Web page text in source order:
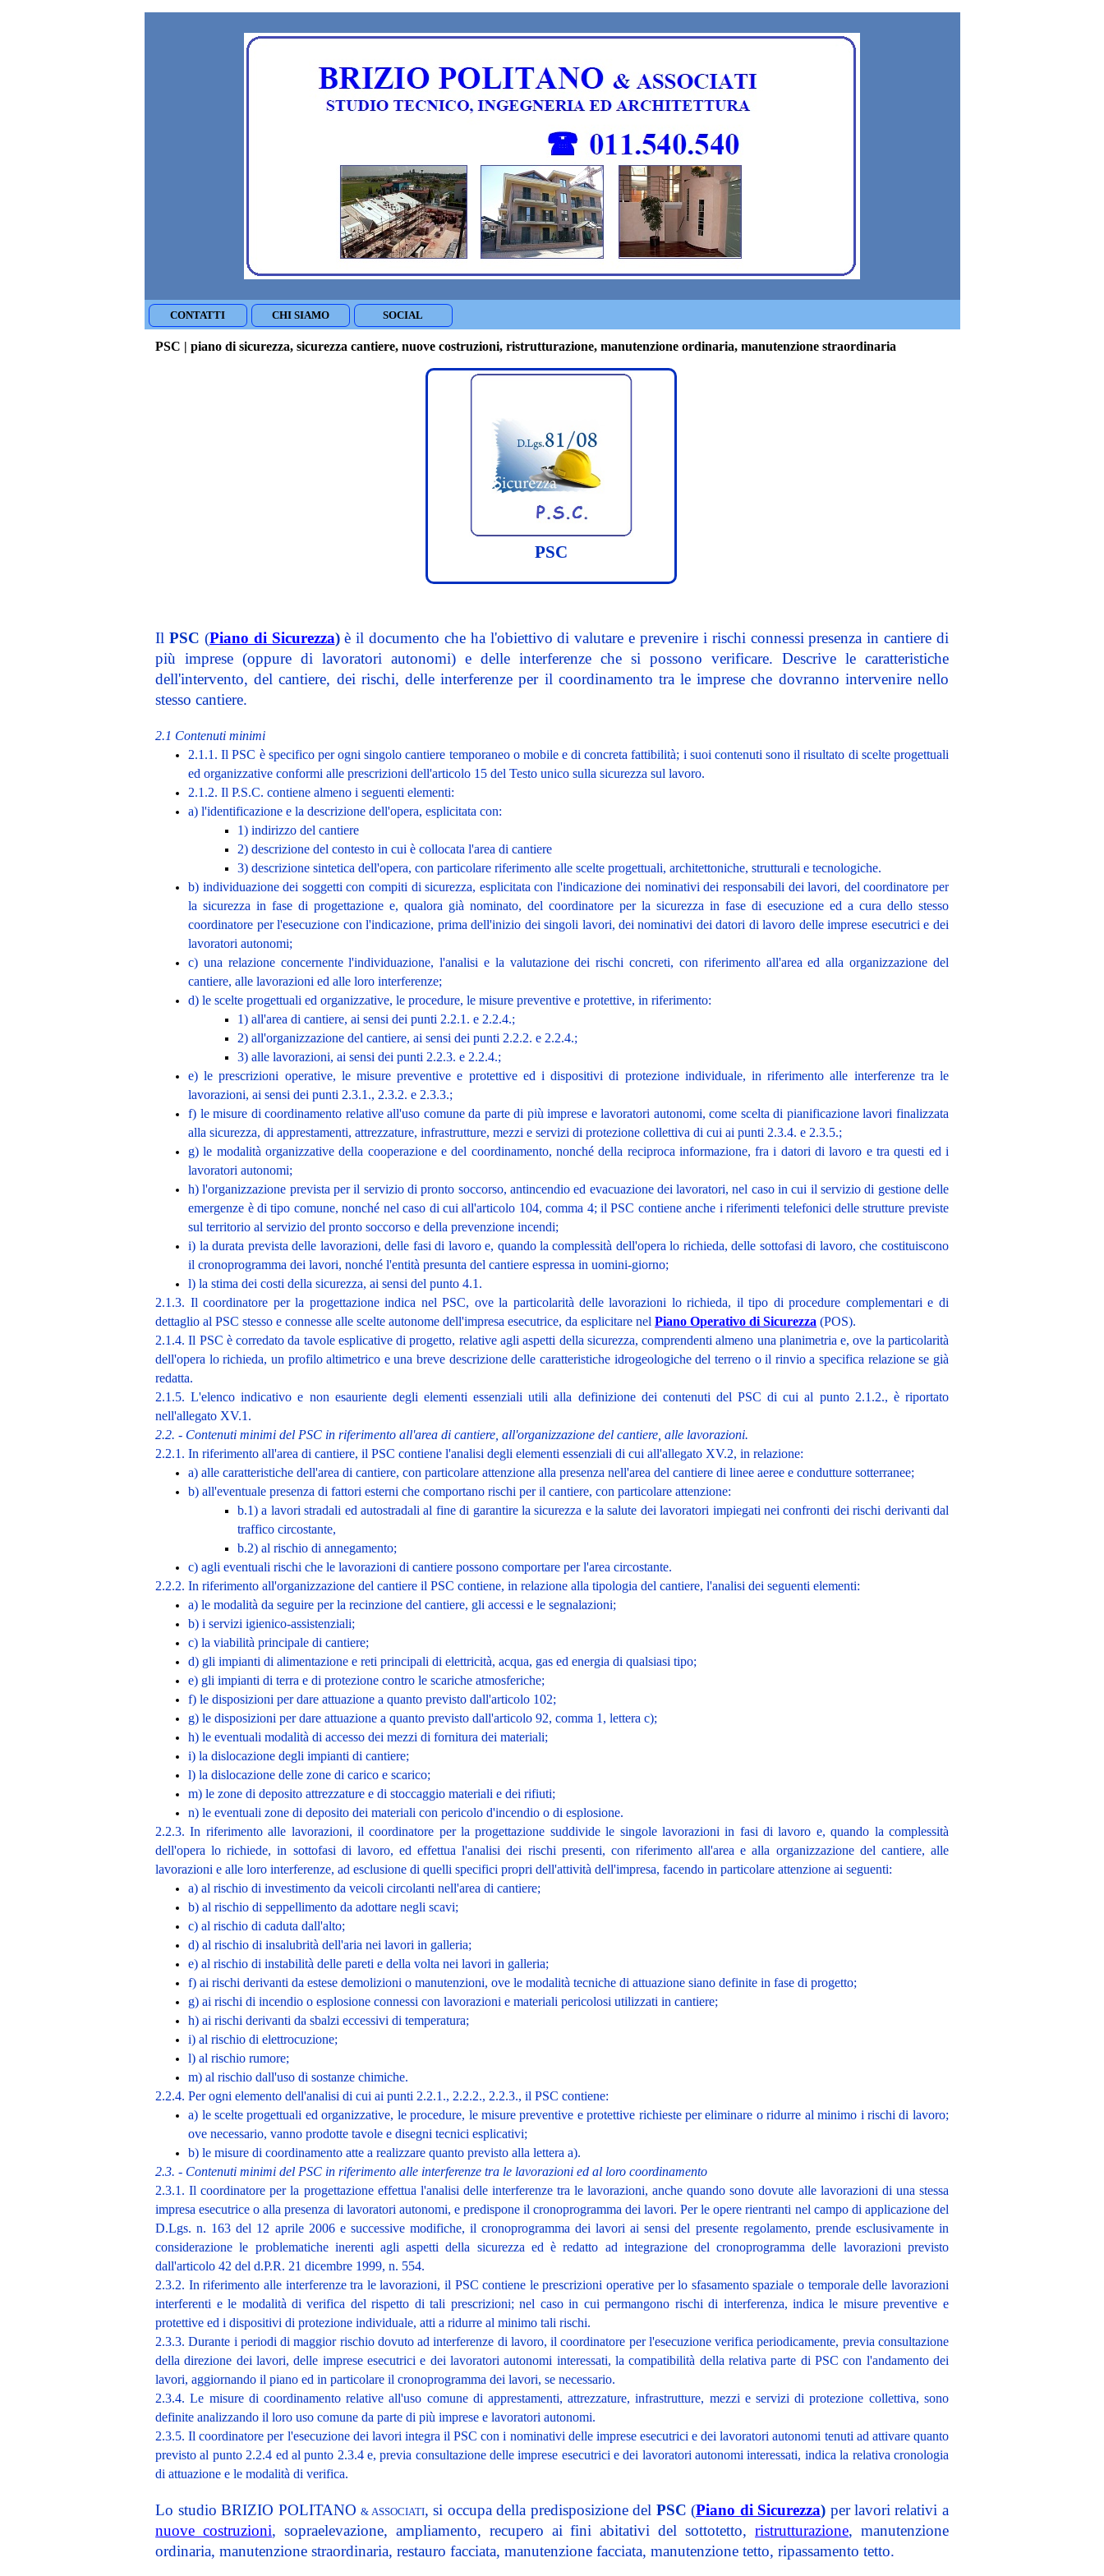
CONTATTI CHI SIAMO SOCIAL
PSC | piano di sicurezza, sicurezza cantiere, nuove costruzioni, ristrutturazione, manutenzione ordinaria, manutenzione straordinaria
PSC
Il PSC (Piano di Sicurezza)è il documento che ha l'obiettivo di valutare e prevenire i rischi connessi presenza in cantiere di
più imprese (oppure di lavoratori autonomi) e delle interferenze che si possono verificare. Descrive le caratteristiche
dell'intervento, del cantiere, dei rischi, delle interferenze per il coordinamento tra le imprese che dovranno intervenire nello
stesso cantiere.
2.1 Contenuti minimi
2.1.1. Il PSC è specifico per ogni singolo cantiere temporaneo o mobile e di concreta fattibilità; i suoi contenuti sono il risultato di scelte progettuali
ed organizzative conformi alle prescrizioni dell'articolo 15 del Testo unico sulla sicurezza sul lavoro.
2.1.2. Il P.S.C. contiene almeno i seguenti elementi:
a) l'identificazione e la descrizione dell'opera, esplicitata con:
1) indirizzo del cantiere
2) descrizione del contesto in cui è collocata l'area di cantiere
3) descrizione sintetica dell'opera, con particolare riferimento alle scelte progettuali, architettoniche, strutturali e tecnologiche.
b) individuazione dei soggetti con compiti di sicurezza, esplicitata con l'indicazione dei nominativi dei responsabili dei lavori, del coordinatore per
la sicurezza in fase di progettazione e, qualora già nominato, del coordinatore per la sicurezza in fase di esecuzione ed a cura dello stesso
coordinatore per l'esecuzione con l'indicazione, prima dell'inizio dei singoli lavori, dei nominativi dei datori di lavoro delle imprese esecutrici e dei
lavoratori autonomi;
c) una relazione concernente l'individuazione, l'analisi e la valutazione dei rischi concreti, con riferimento all'area ed alla organizzazione del
cantiere, alle lavorazioni ed alle loro interferenze;
d) le scelte progettuali ed organizzative, le procedure, le misure preventive e protettive, in riferimento:
1) all'area di cantiere, ai sensi dei punti 2.2.1. e 2.2.4.;
2) all'organizzazione del cantiere, ai sensi dei punti 2.2.2. e 2.2.4.;
3) alle lavorazioni, ai sensi dei punti 2.2.3. e 2.2.4.;
e) le prescrizioni operative, le misure preventive e protettive ed i dispositivi di protezione individuale, in riferimento alle interferenze tra le
lavorazioni, ai sensi dei punti 2.3.1., 2.3.2. e 2.3.3.;
f) le misure di coordinamento relative all'uso comune da parte di più imprese e lavoratori autonomi, come scelta di pianificazione lavori finalizzata
alla sicurezza, di apprestamenti, attrezzature, infrastrutture, mezzi e servizi di protezione collettiva di cui ai punti 2.3.4. e 2.3.5.;
g) le modalità organizzative della cooperazione e del coordinamento, nonché della reciproca informazione, fra i datori di lavoro e tra questi ed i
lavoratori autonomi;
h) l'organizzazione prevista per il servizio di pronto soccorso, antincendio ed evacuazione dei lavoratori, nel caso in cui il servizio di gestione delle
emergenze è di tipo comune, nonché nel caso di cui all'articolo 104, comma 4; il PSC contiene anche i riferimenti telefonici delle strutture previste
sul territorio al servizio del pronto soccorso e della prevenzione incendi;
i) la durata prevista delle lavorazioni, delle fasi di lavoro e, quando la complessità dell'opera lo richieda, delle sottofasi di lavoro, che costituiscono
il cronoprogramma dei lavori, nonché l'entità presunta del cantiere espressa in uomini-giorno;
l) la stima dei costi della sicurezza, ai sensi del punto 4.1.
2.1.3. Il coordinatore per la progettazione indica nel PSC, ove la particolarità delle lavorazioni lo richieda, il tipo di procedure complementari e di
dettaglio al PSC stesso e connesse alle scelte autonome dell'impresa esecutrice, da esplicitare nelPiano Operativo di Sicurezza (POS).
2.1.4. Il PSC è corredato da tavole esplicative di progetto, relative agli aspetti della sicurezza, comprendenti almeno una planimetria e, ove la particolarità
dell'opera lo richieda, un profilo altimetrico e una breve descrizione delle caratteristiche idrogeologiche del terreno o il rinvio a specifica relazione se già
redatta.
2.1.5. L'elenco indicativo e non esauriente degli elementi essenziali utili alla definizione dei contenuti del PSC di cui al punto 2.1.2., è riportato
nell'allegato XV.1.
2.2. - Contenuti minimi del PSC in riferimento all'area di cantiere, all'organizzazione del cantiere, alle lavorazioni.
2.2.1. In riferimento all'area di cantiere, il PSC contiene l'analisi degli elementi essenziali di cui all'allegato XV.2, in relazione:
a) alle caratteristiche dell'area di cantiere, con particolare attenzione alla presenza nell'area del cantiere di linee aeree e condutture sotterranee;
b) all'eventuale presenza di fattori esterni che comportano rischi per il cantiere, con particolare attenzione:
b.1) a lavori stradali ed autostradali al fine di garantire la sicurezza e la salute dei lavoratori impiegati nei confronti dei rischi derivanti dal
traffico circostante,
b.2) al rischio di annegamento;
c) agli eventuali rischi che le lavorazioni di cantiere possono comportare per l'area circostante.
2.2.2. In riferimento all'organizzazione del cantiere il PSC contiene, in relazione alla tipologia del cantiere, l'analisi dei seguenti elementi:
a) le modalità da seguire per la recinzione del cantiere, gli accessi e le segnalazioni;
b) i servizi igienico-assistenziali;
c) la viabilità principale di cantiere;
d) gli impianti di alimentazione e reti principali di elettricità, acqua, gas ed energia di qualsiasi tipo;
e) gli impianti di terra e di protezione contro le scariche atmosferiche;
f) le disposizioni per dare attuazione a quanto previsto dall'articolo 102;
g) le disposizioni per dare attuazione a quanto previsto dall'articolo 92, comma 1, lettera c);
h) le eventuali modalità di accesso dei mezzi di fornitura dei materiali;
i) la dislocazione degli impianti di cantiere;
l) la dislocazione delle zone di carico e scarico;
m) le zone di deposito attrezzature e di stoccaggio materiali e dei rifiuti;
n) le eventuali zone di deposito dei materiali con pericolo d'incendio o di esplosione.
2.2.3. In riferimento alle lavorazioni, il coordinatore per la progettazione suddivide le singole lavorazioni in fasi di lavoro e, quando la complessità
dell'opera lo richiede, in sottofasi di lavoro, ed effettua l'analisi dei rischi presenti, con riferimento all'area e alla organizzazione del cantiere, alle
lavorazioni e alle loro interferenze, ad esclusione di quelli specifici propri dell'attività dell'impresa, facendo in particolare attenzione ai seguenti:
a) al rischio di investimento da veicoli circolanti nell'area di cantiere;
b) al rischio di seppellimento da adottare negli scavi;
c) al rischio di caduta dall'alto;
d) al rischio di insalubrità dell'aria nei lavori in galleria;
e) al rischio di instabilità delle pareti e della volta nei lavori in galleria;
f) ai rischi derivanti da estese demolizioni o manutenzioni, ove le modalità tecniche di attuazione siano definite in fase di progetto;
g) ai rischi di incendio o esplosione connessi con lavorazioni e materiali pericolosi utilizzati in cantiere;
h) ai rischi derivanti da sbalzi eccessivi di temperatura;
i) al rischio di elettrocuzione;
l) al rischio rumore;
m) al rischio dall'uso di sostanze chimiche.
2.2.4. Per ogni elemento dell'analisi di cui ai punti 2.2.1., 2.2.2., 2.2.3., il PSC contiene:
a) le scelte progettuali ed organizzative, le procedure, le misure preventive e protettive richieste per eliminare o ridurre al minimo i rischi di lavoro;
ove necessario, vanno prodotte tavole e disegni tecnici esplicativi;
b) le misure di coordinamento atte a realizzare quanto previsto alla lettera a).
2.3. - Contenuti minimi del PSC in riferimento alle interferenze tra le lavorazioni ed al loro coordinamento
2.3.1. Il coordinatore per la progettazione effettua l'analisi delle interferenze tra le lavorazioni, anche quando sono dovute alle lavorazioni di una stessa
impresa esecutrice o alla presenza di lavoratori autonomi, e predispone il cronoprogramma dei lavori. Per le opere rientranti nel campo di applicazione del
D.Lgs. n. 163 del 12 aprile 2006 e successive modifiche, il cronoprogramma dei lavori ai sensi del presente regolamento, prende esclusivamente in
considerazione le problematiche inerenti agli aspetti della sicurezza ed è redatto ad integrazione del cronoprogramma delle lavorazioni previsto
dall'articolo 42 del d.P.R. 21 dicembre 1999, n. 554.
2.3.2. In riferimento alle interferenze tra le lavorazioni, il PSC contiene le prescrizioni operative per lo sfasamento spaziale o temporale delle lavorazioni
interferenti e le modalità di verifica del rispetto di tali prescrizioni; nel caso in cui permangono rischi di interferenza, indica le misure preventive e
protettive ed i dispositivi di protezione individuale, atti a ridurre al minimo tali rischi.
2.3.3. Durante i periodi di maggior rischio dovuto ad interferenze di lavoro, il coordinatore per l'esecuzione verifica periodicamente, previa consultazione
della direzione dei lavori, delle imprese esecutrici e dei lavoratori autonomi interessati, la compatibilità della relativa parte di PSC con l'andamento dei
lavori, aggiornando il piano ed in particolare il cronoprogramma dei lavori, se necessario.
2.3.4. Le misure di coordinamento relative all'uso comune di apprestamenti, attrezzature, infrastrutture, mezzi e servizi di protezione collettiva, sono
definite analizzando il loro uso comune da parte di più imprese e lavoratori autonomi.
2.3.5. Il coordinatore per l'esecuzione dei lavori integra il PSC con i nominativi delle imprese esecutrici e dei lavoratori autonomi tenuti ad attivare quanto
previsto al punto 2.2.4 ed al punto 2.3.4 e, previa consultazione delle imprese esecutrici e dei lavoratori autonomi interessati, indica la relativa cronologia
di attuazione e le modalità di verifica.
Lo studioBRIZIO POLITANO & ASSOCIATI,si occupa della predisposizione del PSC (Piano di Sicurezza) per lavori relativi a
nuove costruzioni, sopraelevazione, ampliamento, recupero ai fini abitativi del sottotetto,ristrutturazione, manutenzione
ordinaria, manutenzione straordinaria, restauro facciata, manutenzione facciata, manutenzione tetto, ripassamento tetto.